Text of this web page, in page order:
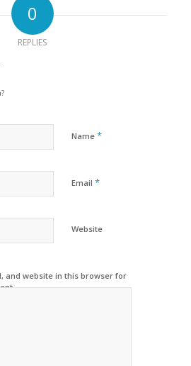
0
REPLIES
Name *
Email *
Website
and website in this browser for